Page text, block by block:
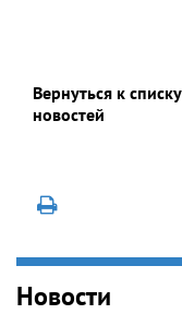
Вернуться к списку
новостей
Новости